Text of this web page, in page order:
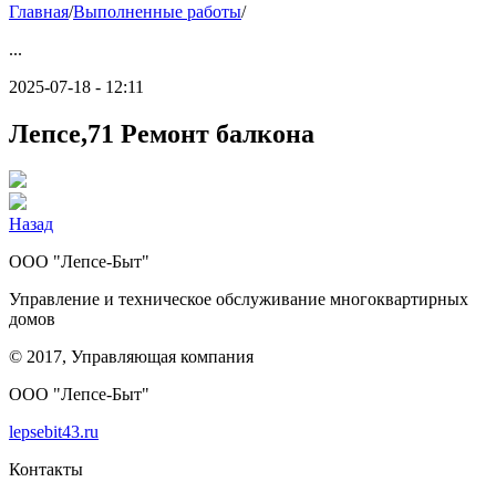
Главная/Выполненные работы/
...
2025-07-18 - 12:11
Лепсе,71 Ремонт балкона
Назад
ООО "Лепсе-Быт"
Управление и техническое обслуживание многоквартирных
домов
© 2017, Управляющая компания
ООО "Лепсе-Быт"
lepsebit43.ru
Контакты